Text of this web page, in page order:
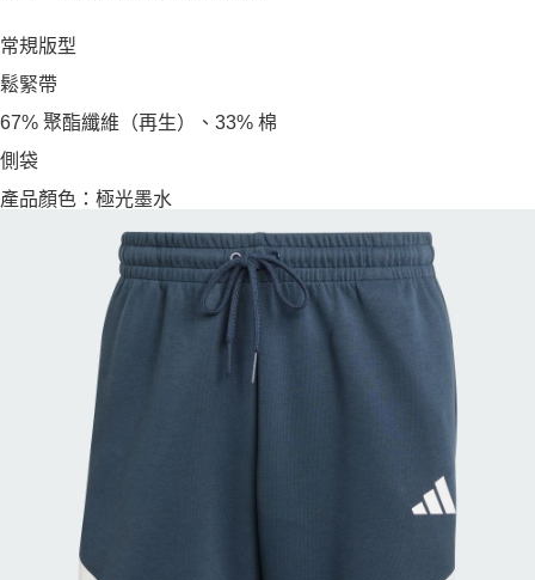
常規版型
鬆緊帶
67% 聚酯纖維（再生）、33% 棉
側袋
產品顏色：極光墨水